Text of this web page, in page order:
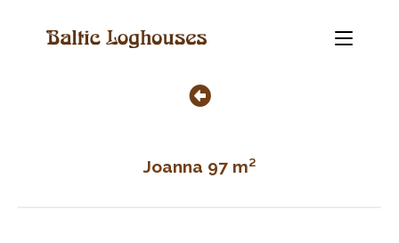
Joanna 97 m²